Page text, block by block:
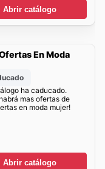
Abrir catálogo
En Moda
ha caducado.
mas ofertas de
en moda mujer!
Abrir catálogo